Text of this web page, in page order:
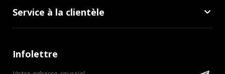
Service à la clientèle
Infolettre